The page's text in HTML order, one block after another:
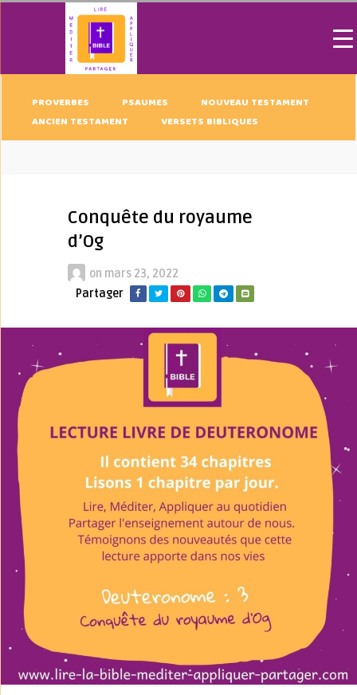
PROVERBES PSAUMES
NOUVEAU TESTAMENT
ANCIEN TESTAMENT
VERSETS BIBLIQUES
Conquête du royaume
d’Og
on mars 23, 2022
Partager